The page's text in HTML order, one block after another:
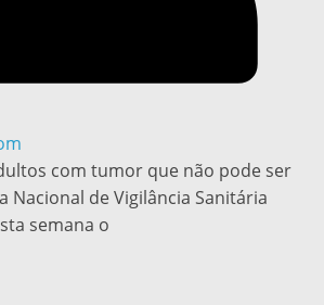
com tumor que não pode ser
Nacional de Vigilância Sanitária
semana o